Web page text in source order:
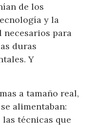
de los
y la
para
duras
Y
a tamaño real,
alimentaban:
técnicas que